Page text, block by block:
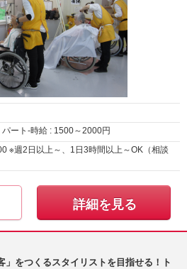
ート-時給 : 1500～2000円
※週2日以上～、1日3時間以上～OK（相談
詳細を見る
」をつくるスタイリストを目指せる！ト